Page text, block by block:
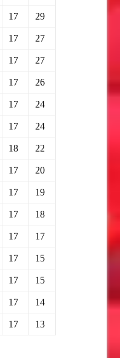
17 29
17 27
17 27
17 26
17 24
17 24
18 22
17 20
17 19
17 18
17 17
17 15
17 15
17 14
17 13